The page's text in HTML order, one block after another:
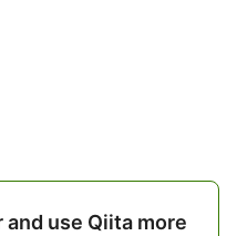
and use Qiita more